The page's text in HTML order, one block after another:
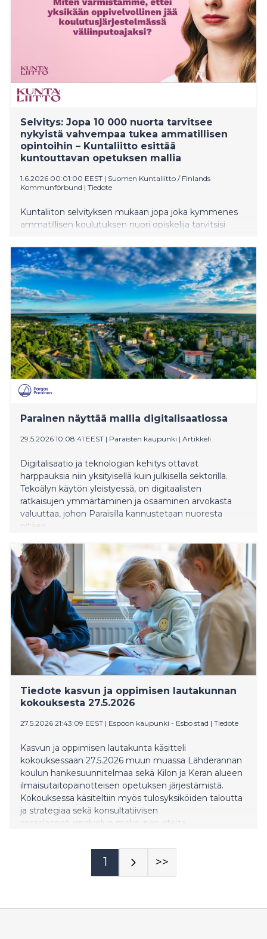
Selvitys: Jopa 10 000 nuorta tarvitsee
nykyistä vahvempaa tukea ammatillisen
opintoihin – Kuntaliitto esittää
kuntouttavan opetuksen mallia
1.6.2026 00:01:00 EEST | Suomen Kuntaliitto / Finlands
Kommunförbund | Tiedote
Kuntaliiton selvityksen mukaan jopa joka kymmenes
ammatillisen koulutuksen nuori opiskelija tarvitsisi
oppivelvollisuudesta. Osa nuorista jää tilanteeseen,
jossa he eivät kykene osallistumaan koulutukseen,
mutta eivät myöskään saa tarvitsemiaan kuntouttavia
palveluja tai hyvinvointialueiden tukea oikea-aikaisesti.
Kuntaliitto esittää kuntouttavan opetuksen mallia
osaksi ammatillista koulutusta. Tarkoituksena on tukea
nuoria, joiden toimintakyky ei tilapäisesti riitä
tutkintotavoitteisiin opintoihin.
Parainen näyttää mallia digitalisaatiossa
29.5.2026 10:08:41 EEST | Paraisten kaupunki | Artikkeli
Digitalisaatio ja teknologian kehitys ottavat
harppauksia niin yksityisellä kuin julkisella sektorilla.
Tekoälyn käytön yleistyessä, on digitaalisten
ratkaisujen ymmärtäminen ja osaaminen arvokasta
valuuttaa, johon Paraisilla kannustetaan nuoresta
pitäen.
Tiedote kasvun ja oppimisen lautakunnan
kokouksesta 27.5.2026
27.5.2026 21:43:09 EEST | Espoon kaupunki - Esbo stad | Tiedote
Kasvun ja oppimisen lautakunta käsitteli
kokouksessaan 27.5.2026 muun muassa Lähderannan
koulun hankesuunnitelmaa sekä Kilon ja Keran alueen
ilmaisutaitopainotteisen opetuksen järjestämistä.
Kokouksessa käsiteltiin myös tulosyksiköiden taloutta
ja strategiaa sekä konsultatiivisen
sairaalaopetuspalvelun maksuperusteita.
1 >>